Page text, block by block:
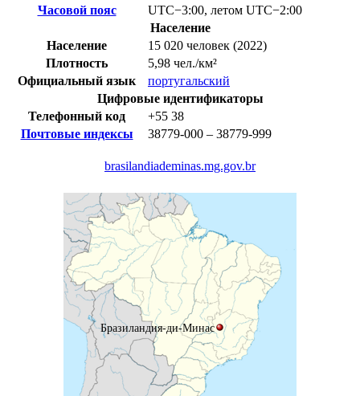
Часовой пояс
UTC−3:00, летом UTC−2:00
Население
Население
15 020 человек (2022)
Плотность
5,98 чел./км²
Официальный язык
португальский
Цифровые идентификаторы
Телефонный код
+55 38
Почтовые индексы
38779-000 – 38779-999
brasilandiademinas.mg.gov.br
Бразиландия-ди-Минас